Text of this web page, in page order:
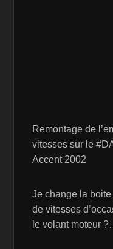
Remontage de
vitesses sur le
Accent 2002
Je change la
de vitesses
le volant moteur